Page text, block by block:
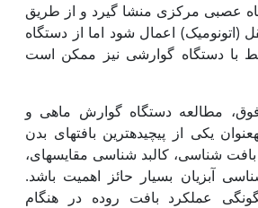
عصبی مرکزی منشا گیرد و از طریق
اعمال شود اما از دستگاه
با دستگاه گوارشی نیز ممکن است
مطالعه دستگاه گوارش ماهی و
یکی از پیچیده‏ترین بافت‏های بدن
بافت شناسی، کالبد شناسی مقایسه‏ای،
آبزیان بسیار حائز اهمیت باشد.
عمل‏کرد بافت روده در هنگام